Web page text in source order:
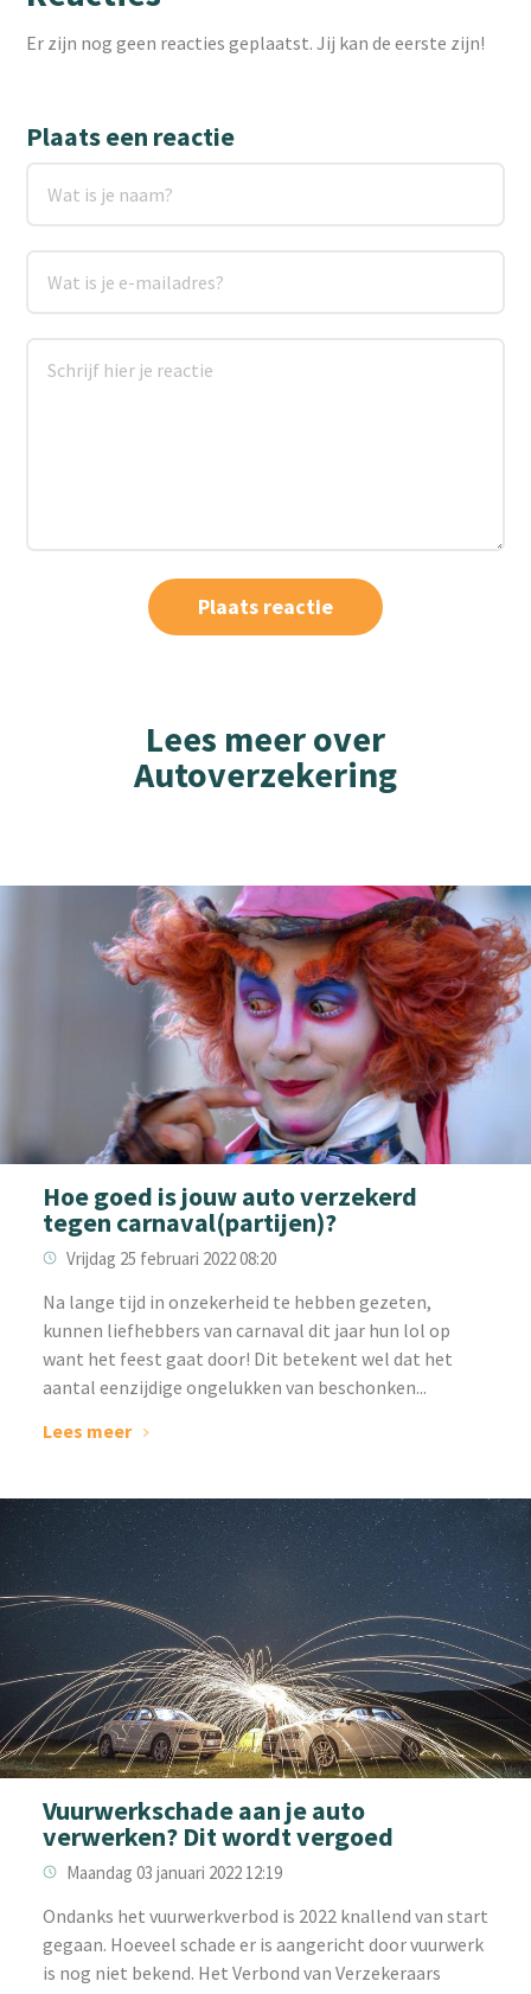
Er zijn nog geen reacties geplaatst. Jij kan de eerste zijn!
Plaats een reactie
Lees meer over
Autoverzekering
Hoe goed is jouw auto verzekerd
tegen carnaval(partijen)?
Vrijdag 25 februari 2022 08:20
‌Na lange tijd in onzekerheid te hebben gezeten,
kunnen liefhebbers van carnaval dit jaar hun lol op
want het feest gaat door! Dit betekent wel dat het
aantal eenzijdige ongelukken van beschonken...
Lees meer
Vuurwerkschade aan je auto
verwerken? Dit wordt vergoed
Maandag 03 januari 2022 12:19
‌Ondanks het vuurwerkverbod is 2022 knallend van start
gegaan. Hoeveel schade er is aangericht door vuurwerk
is nog niet bekend. Het Verbond van Verzekeraars